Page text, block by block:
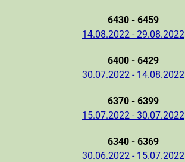
6430 - 6459
14.08.2022 - 29.08.2022
6400 - 6429
30.07.2022 - 14.08.2022
6370 - 6399
15.07.2022 - 30.07.2022
6340 - 6369
30.06.2022 - 15.07.2022